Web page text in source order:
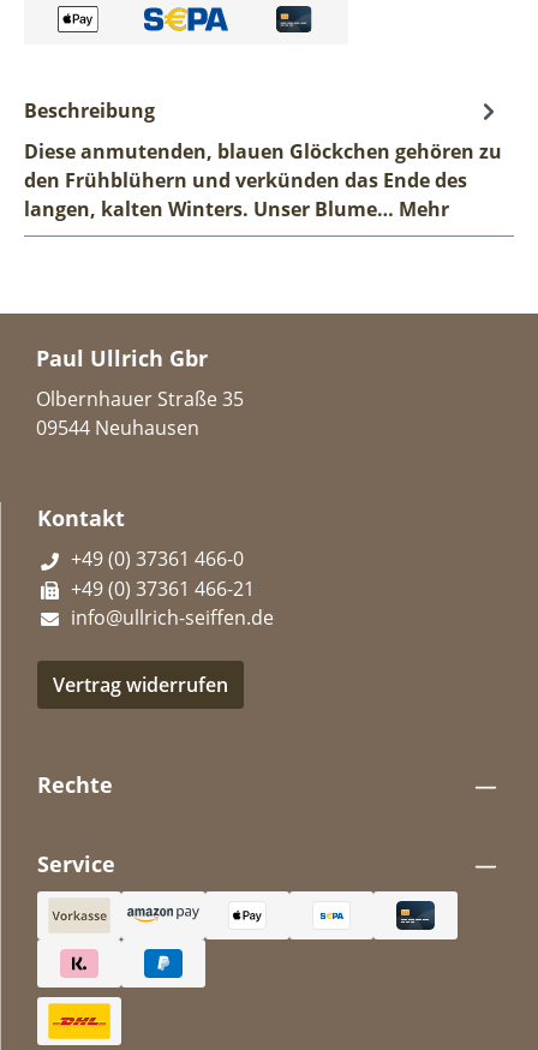
Beschreibung
Diese anmutenden, blauen Glöckchen gehören zu
den Frühblühern und verkünden das Ende des
langen, kalten Winters. Unser Blume… Mehr
Paul Ullrich Gbr
Olbernhauer Straße 35
09544 Neuhausen
Kontakt
+49 (0) 37361 466-0
+49 (0) 37361 466-21
info@ullrich-seiffen.de
Vertrag widerrufen
Rechte
Service